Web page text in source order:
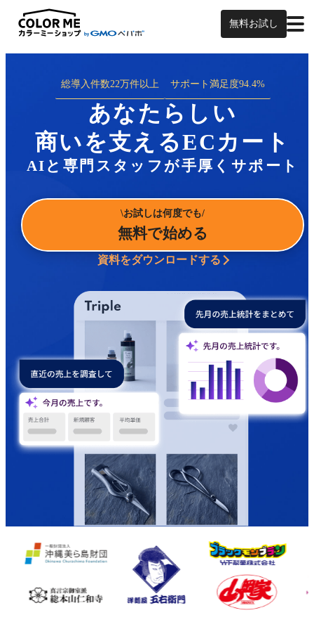
無料お試し
総導入件数22万件以上 サポート満足度94.4%
あなたらしい
商いを支えるECカート
AIと専門スタッフが手厚くサポート
お試しは何度でも
無料で始める
資料をダウンロードする